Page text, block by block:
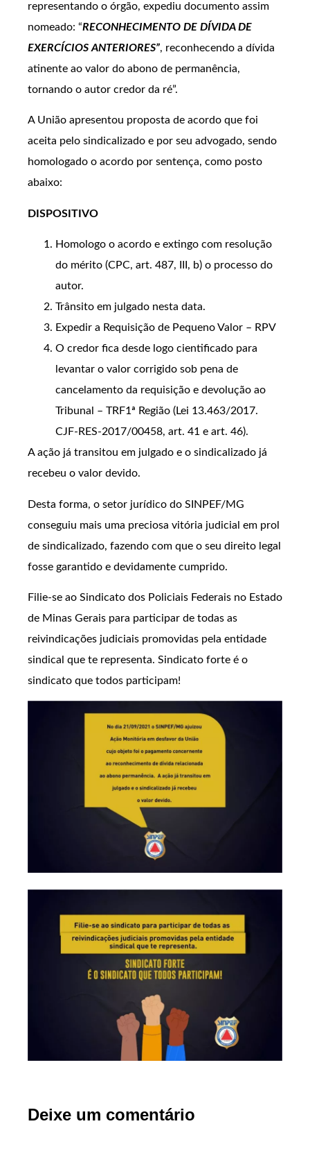
representando o órgão, expediu documento assim
nomeado: “RECONHECIMENTO DE DÍVIDA DE
EXERCÍCIOS ANTERIORES”, reconhecendo a dívida
atinente ao valor do abono de permanência,
tornando o autor credor da ré”.
A União apresentou proposta de acordo que foi
aceita pelo sindicalizado e por seu advogado, sendo
homologado o acordo por sentença, como posto
abaixo:
DISPOSITIVO
Homologo o acordo e extingo com resolução
do mérito (CPC, art. 487, III, b) o processo do
autor.
Trânsito em julgado nesta data.
Expedir a Requisição de Pequeno Valor – RPV
O credor fica desde logo cientificado para
levantar o valor corrigido sob pena de
cancelamento da requisição e devolução ao
Tribunal – TRF1ª Região (Lei 13.463/2017.
CJF-RES-2017/00458, art. 41 e art. 46).
A ação já transitou em julgado e o sindicalizado já
recebeu o valor devido.
Desta forma, o setor jurídico do SINPEF/MG
conseguiu mais uma preciosa vitória judicial em prol
de sindicalizado, fazendo com que o seu direito legal
fosse garantido e devidamente cumprido.
Filie-se ao Sindicato dos Policiais Federais no Estado
de Minas Gerais para participar de todas as
reivindicações judiciais promovidas pela entidade
sindical que te representa. Sindicato forte é o
sindicato que todos participam!
Deixe um comentário